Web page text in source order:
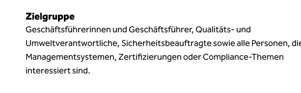
Zielgruppe
Geschäftsführerinnen und Geschäftsführer, Qualitäts- und
Umweltverantwortliche, Sicherheitsbeauftragte sowie alle Personen,
Managementsystemen, Zertifizierungen oder Compliance-Themen
interessiert sind.